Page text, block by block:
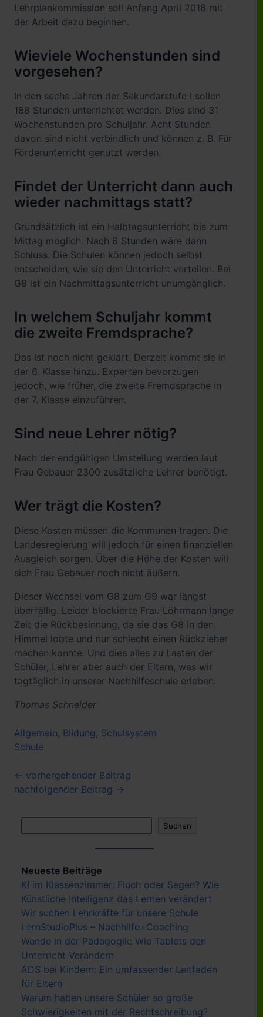
Lehrplankommission soll Anfang April 2018 mit
der Arbeit dazu beginnen.
Wieviele Wochenstunden sind
vorgesehen?
In den sechs Jahren der Sekundarstufe I sollen
188 Stunden unterrichtet werden. Dies sind 31
Wochenstunden pro Schuljahr. Acht Stunden
davon sind nicht verbindlich und können z. B. Für
Förderunterricht genutzt werden.
Findet der Unterricht dann auch
wieder nachmittags statt?
Grundsätzlich ist ein Halbtagsunterricht bis zum
Mittag möglich. Nach 6 Stunden wäre dann
Schluss. Die Schulen können jedoch selbst
entscheiden, wie sie den Unterricht verteilen. Bei
G8 ist ein Nachmittagsunterricht unumgänglich.
In welchem Schuljahr kommt
die zweite Fremdsprache?
Das ist noch nicht geklärt. Derzeit kommt sie in
der 6. Klasse hinzu. Experten bevorzugen
jedoch, wie früher, die zweite Fremdsprache in
der 7. Klasse einzuführen.
Sind neue Lehrer nötig?
Nach der endgültigen Umstellung werden laut
Frau Gebauer 2300 zusätzliche Lehrer benötigt.
Wer trägt die Kosten?
Diese Kosten müssen die Kommunen tragen. Die
Landesregierung will jedoch für einen finanziellen
Ausgleich sorgen. Über die Höhe der Kosten will
sich Frau Gebauer noch nicht äußern.
Dieser Wechsel vom G8 zum G9 war längst
überfällig. Leider blockierte Frau Löhrmann lange
Zeit die Rückbesinnung, da sie das G8 in den
Himmel lobte und nur schlecht einen Rückzieher
machen konnte. Und dies alles zu Lasten der
Schüler, Lehrer aber auch der Eltern, was wir
tagtäglich in unserer Nachhilfeschule erleben.
Thomas Schneider
Allgemein, Bildung, Schulsystem
Schule
Beitragsnavigation
← vorhergehender Beitrag
nachfolgender Beitrag →
Suchen
Neueste Beiträge
KI im Klassenzimmer: Fluch oder Segen? Wie
Künstliche Intelligenz das Lernen verändert
Wir suchen Lehrkräfte für unsere Schule
LernStudioPlus – Nachhilfe+Coaching
Wende in der Pädagogik: Wie Tablets den
Unterricht Verändern
ADS bei Kindern: Ein umfassender Leitfaden
für Eltern
Warum haben unsere Schüler so große
Schwierigkeiten mit der Rechtschreibung?